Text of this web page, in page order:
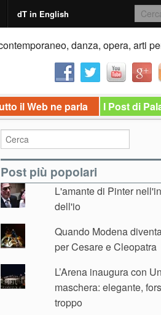
dT in English
danza, opera, arti
il Web ne parla I Post di
Post più popolari
L'amante di Pinter
dell'io
Quando Modena
per Cesare e Cleopatra
L’Arena inaugura con
maschera: elegante,
troppo